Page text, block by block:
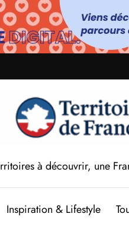
à découvrir, une
Inspiration & Lifestyle